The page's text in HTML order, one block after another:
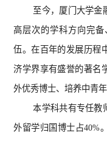
至今，厦门大学金
高层次的学科方向完
伍。在百年的发展历程
济学界享有盛誉的著名
外优秀博士、培养中青
本学科共有专任教
外留学归国博士占40%